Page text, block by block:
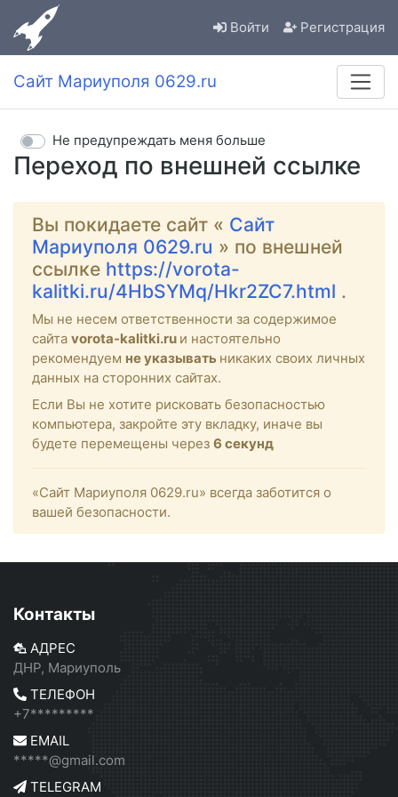
Войти Регистрация
Сайт Мариуполя 0629.ru
Переход по внешней ссылке
Не предупреждать меня больше
Вы покидаете сайт « Сайт
Мариуполя 0629.ru » по внешней
ссылке https://vorota-
kalitki.ru/4HbSYMq/Hkr2ZC7.html .
Мы не несем ответственности за содержимое
сайта vorota-kalitki.ru и настоятельно
рекомендуем не указывать никаких своих личных
данных на сторонних сайтах.
Если Вы не хотите рисковать безопасностью
компьютера, закройте эту вкладку, иначе вы
будете перемещены через 6 секунд
«Сайт Мариуполя 0629.ru» всегда заботится о
вашей безопасности.
Контакты
АДРЕС
ДНР, Мариуполь
ТЕЛЕФОН
+7*********
EMAIL
*****@gmail.com
TELEGRAM